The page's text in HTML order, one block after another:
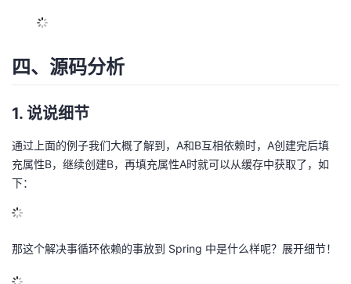
四、源码分析
1. 说说细节
通过上面的例子我们大概了解到，A和B互相依赖时，A创建完后填
充属性B，继续创建B，再填充属性A时就可以从缓存中获取了，如
下：
那这个解决事循环依赖的事放到 Spring 中是什么样呢？展开细节！